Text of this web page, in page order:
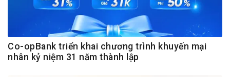
Co-opBank triển khai chương trình khuyến mại
nhân kỷ niệm 31 năm thành lập